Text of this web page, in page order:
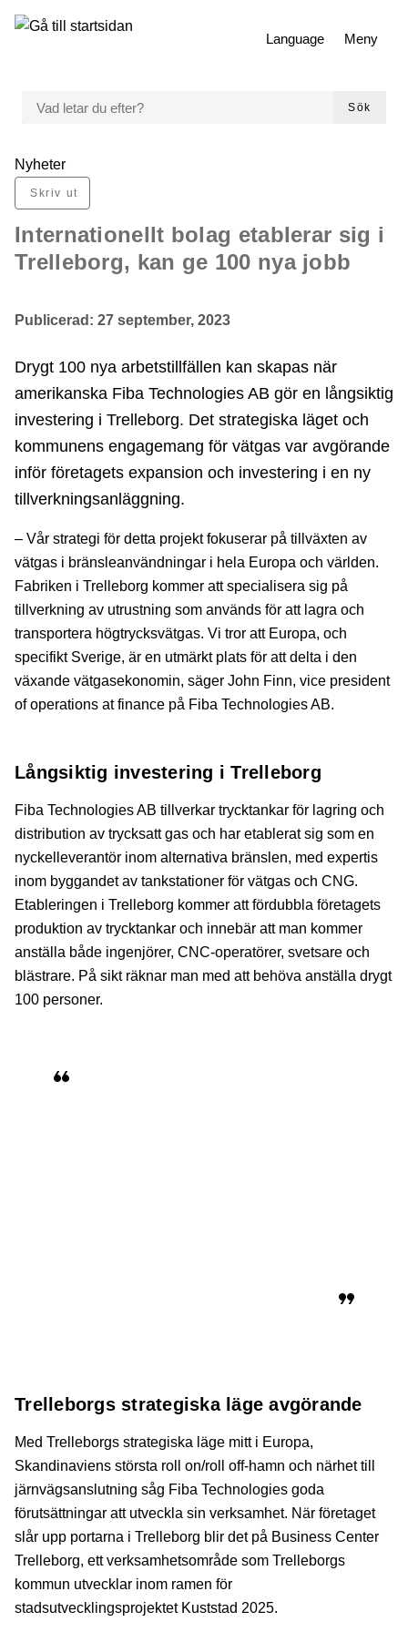
Gå till innehåll
till huvudmeny
Language
Meny
Sök
Du är här:
Nyheter
Skriv ut
Internationellt bolag etablerar sig i
Trelleborg, kan ge 100 nya jobb
Publicerad: 27 september, 2023
Drygt 100 nya arbetstillfällen kan skapas när
amerikanska Fiba Technologies AB gör en långsiktig
investering i Trelleborg. Det strategiska läget och
kommunens engagemang för vätgas var avgörande
inför företagets expansion och investering i en ny
tillverkningsanläggning.
– Vår strategi för detta projekt fokuserar på tillväxten av
vätgas i bränsleanvändningar i hela Europa och världen.
Fabriken i Trelleborg kommer att specialisera sig på
tillverkning av utrustning som används för att lagra och
transportera högtrycksvätgas. Vi tror att Europa, och
specifikt Sverige, är en utmärkt plats för att delta i den
växande vätgasekonomin, säger John Finn, vice president
of operations at finance på Fiba Technologies AB.
Långsiktig investering i Trelleborg
Fiba Technologies AB tillverkar trycktankar för lagring och
distribution av trycksatt gas och har etablerat sig som en
nyckelleverantör inom alternativa bränslen, med expertis
inom byggandet av tankstationer för vätgas och CNG.
Etableringen i Trelleborg kommer att fördubbla företagets
produktion av trycktankar och innebär att man kommer
anställa både ingenjörer, CNC-operatörer, svetsare och
blästrare. På sikt räknar man med att behöva anställa drygt
100 personer.
Trelleborgs strategiska läge avgörande
Med Trelleborgs strategiska läge mitt i Europa,
Skandinaviens största roll on/roll off-hamn och närhet till
järnvägsanslutning såg Fiba Technologies goda
förutsättningar att utveckla sin verksamhet. När företaget
slår upp portarna i Trelleborg blir det på Business Center
Trelleborg, ett verksamhetsområde som Trelleborgs
kommun utvecklar inom ramen för
stadsutvecklingsprojektet Kuststad 2025.